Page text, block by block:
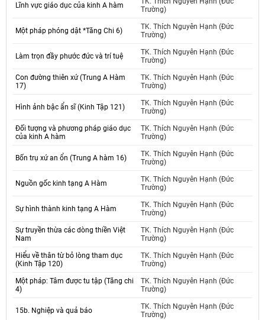
Lĩnh vực giáo dục của kinh A hàm
Trường)
Một pháp phóng dật *Tăng Chi 6)
TK. Thích Nguyên Hạnh (Đức
Trường)
Làm trọn đầy phước đức và trí tuệ
TK. Thích Nguyên Hạnh (Đức
Trường)
Con đường thiên xứ (Trung A Hàm
17)
TK. Thích Nguyên Hạnh (Đức
Trường)
Hình ảnh bậc ẩn sĩ (Kinh Tập 121)
TK. Thích Nguyên Hạnh (Đức
Trường)
Đối tượng và phương pháp giáo dục
của kinh A hàm
TK. Thích Nguyên Hạnh (Đức
Trường)
Bốn trụ xứ an ổn (Trung A hàm 16)
TK. Thích Nguyên Hạnh (Đức
Trường)
Nguồn gốc kinh tạng A Hàm
TK. Thích Nguyên Hạnh (Đức
Trường)
Sự hình thành kinh tạng A Hàm
TK. Thích Nguyên Hạnh (Đức
Trường)
Sự truyền thừa các dòng thiền Việt
Nam
TK. Thích Nguyên Hạnh (Đức
Trường)
Hiểu về thân từ bỏ lòng tham dục
(Kinh Tập 120)
TK. Thích Nguyên Hạnh (Đức
Trường)
Một pháp: Tâm được tu tập (Tăng chi
4)
TK. Thích Nguyên Hạnh (Đức
Trường)
15b. Nghiệp và quả báo
TK. Thích Nguyên Hạnh (Đức
Trường)